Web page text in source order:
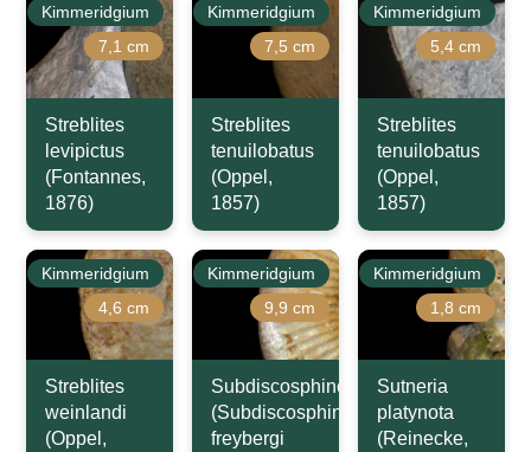
Kimmeridgium
7,1 cm
Streblites
levipictus
(Fontannes,
1876)
Kimmeridgium
7,5 cm
Streblites
tenuilobatus
(Oppel,
1857)
Kimmeridgium
5,4 cm
Streblites
tenuilobatus
(Oppel,
1857)
Kimmeridgium
4,6 cm
Streblites
weinlandi
(Oppel,
Kimmeridgium
9,9 cm
Subdiscosphinctes
(Subdiscosphinctes)
freybergi
Kimmeridgium
1,8 cm
Sutneria
platynota
(Reinecke,